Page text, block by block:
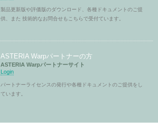
製品更新版や評価版のダウンロード、各種ドキュメントのご提
供、また 技術的なお問合せもこちらで受付ています。
ASTERIA Warpパートナーの方
ASTERIA Warpパートナーサイト
Login
パートナーライセンスの発行や各種ドキュメントのご提供をし
ています。